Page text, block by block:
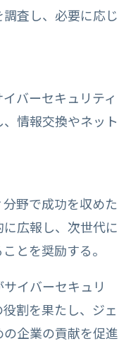
査し、必要に応じ
バーセキュリティ
情報交換やネット
野で成功を収めた
広報し、次世代に
とを奨励する。
イバーセキュリ
割を果たし、ジェ
企業の貢献を促進